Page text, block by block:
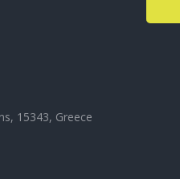
15343, Greece